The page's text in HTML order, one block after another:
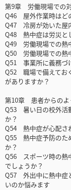
第9章 労働現場での
Q46 屋外作業時はど
Q47 冷房が効いた屋
Q48 熱中症は労災と
Q49 労働現場での熱
Q50 労働現場での熱
Q51 事業所に義務づ
Q52 職場で備えてお
がありますか？
第10章 患者からのよ
Q53 暑い日の校外活
か？
Q54 熱中症が心配さ
Q55 熱中症予防のた
か？
Q56 スポーツ時の熱
でしょうか？
Q57 外出中に熱中症
いのか悩みます